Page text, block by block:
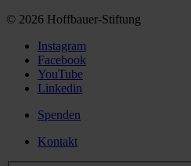
© 2026 Hoffbauer-Stiftung
Instagram
Facebook
YouTube
Linkedin
Spenden
Kontakt